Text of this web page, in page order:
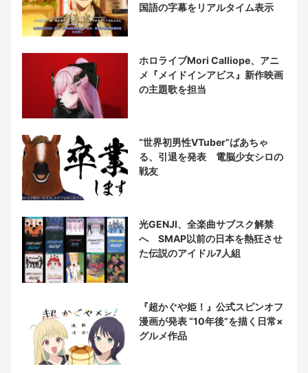
国語の字幕をリアルタイム表示
ホロライブMori Calliope、アニ
メ『メイドインアビス』新作映画
の主題歌を担当
“世界初男性VTuber”ばあちゃ
る、引退を発表 電脳少女シロの
戦友
光GENJI、全楽曲サブスク解禁
へ SMAP以前の日本を熱狂させ
た伝説のアイドル7人組
『超かぐや姫！』公式スピンオフ
漫画が発表 “10年後”を描く日常×
グルメ作品